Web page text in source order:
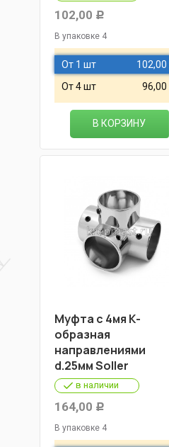
102,00 Р
В упаковке 4
От 1 шт 102,00
От 4 шт 96,00
В КОРЗИНУ
Муфта с 4мя К-
образная
направлениями
d.25мм Soller
в наличии
164,00 Р
В упаковке 4